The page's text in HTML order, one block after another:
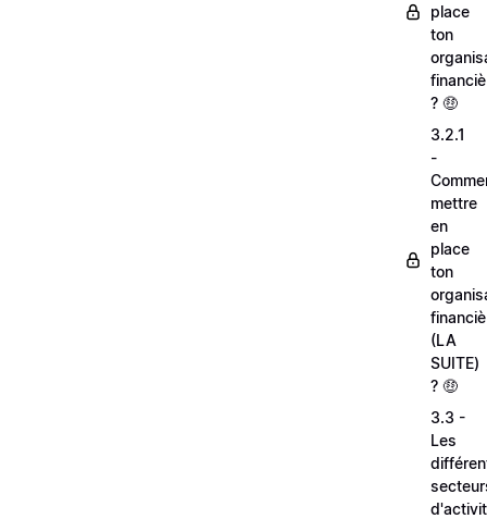
place
ton
? 🤑
3.2.1
-
mettre
en
place
ton
(LA
SUITE)
? 🤑
3.3 -
Les